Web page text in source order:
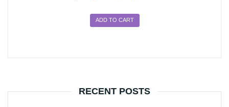
ADD TO CART
RECENT POSTS